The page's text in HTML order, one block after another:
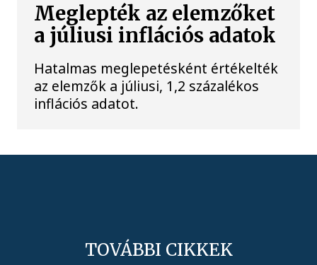
Meglepték az elemzőket
a júliusi inflációs adatok
Hatalmas meglepetésként értékelték
az elemzők a júliusi, 1,2 százalékos
inflációs adatot.
TOVÁBBI CIKKEK